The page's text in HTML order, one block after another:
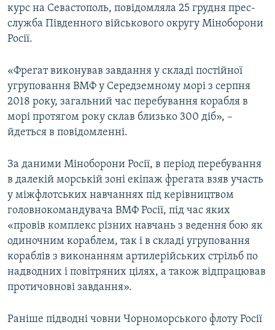
курс на Севастополь, повідомляла 25 грудня прес-
служба Південного військового округу Міноборони
Росії.
«Фрегат виконував завдання у складі постійної
угруповання ВМФ у Середземному морі з серпня
2018 року, загальний час перебування корабля в
морі протягом року склав близько 300 діб», –
йдеться в повідомленні.
За даними Міноборони Росії, в період перебування
в далекій морській зоні екіпаж фрегата взяв участь
у міжфлотських навчаннях під керівництвом
головнокомандувача ВМФ Росії, під час яких
«провів комплекс різних навчань з ведення бою як
одиночним кораблем, так і в складі угруповання
кораблів з виконанням артилерійських стрільб по
надводних і повітряних цілях, а також відпрацював
протичовнові завдання».
Раніше підводні човни Чорноморського флоту Росії